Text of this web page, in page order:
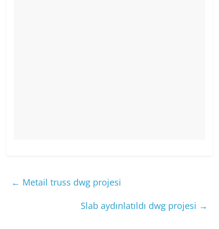
← Metail truss dwg projesi
Slab aydınlatıldı dwg projesi →